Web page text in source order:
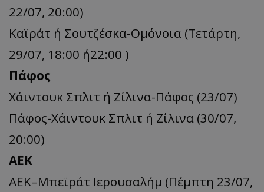
22/07, 20:00)
Καϊράτ ή Σουτζέσκα-Ομόνοια (Τετάρτη,
29/07, 18:00 ή22:00 )
Πάφος
Χάιντουκ Σπλιτ ή Ζίλινα-Πάφος (23/07)
Πάφος-Χάιντουκ Σπλιτ ή Ζίλινα (30/07,
20:00)
ΑΕΚ
ΑΕΚ–Μπεϊράτ Ιερουσαλήμ (Πέμπτη 23/07,